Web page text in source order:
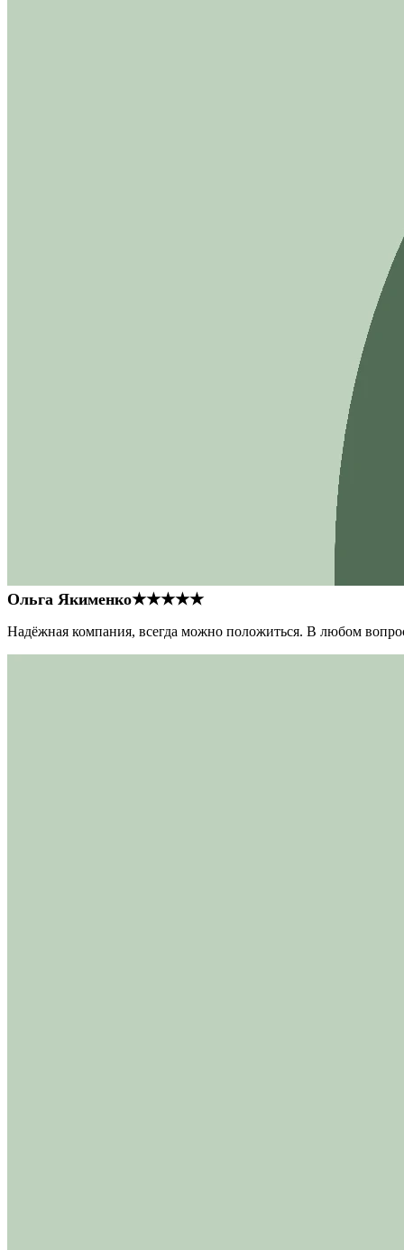
Ольга Якименко★★★★★
Надёжная компания, всегда можно положиться. В любом